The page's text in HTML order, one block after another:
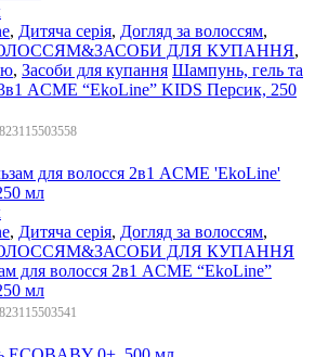
, Дитяча серія, Догляд за волоссям,
ДЛЯ КУПАННЯ,
, Засоби для купання Шампунь, гель та
ACME “EkoLine” KIDS Персик, 250
, Дитяча серія, Догляд за волоссям,
ДЛЯ КУПАННЯ
для волосся 2в1 ACME “EkoLine”
мл